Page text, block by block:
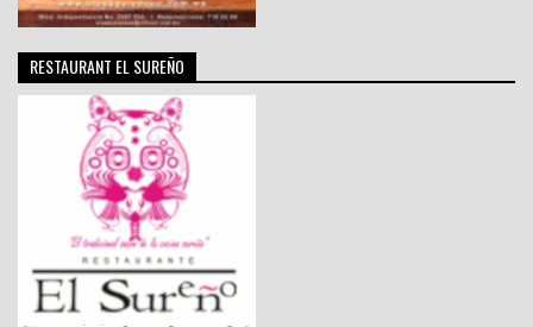
RESTAURANT EL SUREÑO